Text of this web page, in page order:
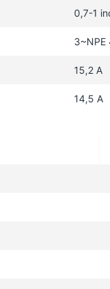
0,7-1
3~NPE
15,2 A
14,5 A